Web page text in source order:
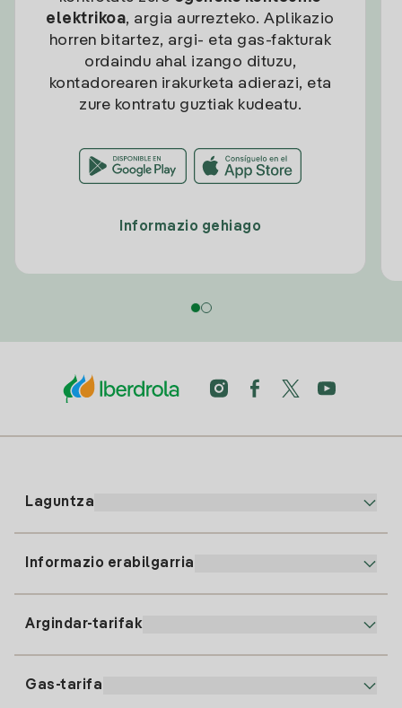
elektrikoa, argia aurrezteko. Aplikazio
horren bitartez, argi- eta gas-fakturak
ordaindu ahal izango dituzu,
kontadorearen irakurketa adierazi, eta
zure kontratu guztiak kudeatu.
Informazio gehiago
Laguntza
91 919 52 73
Informazio erabilgarria
Argindar-tarifak
Gas-tarifa